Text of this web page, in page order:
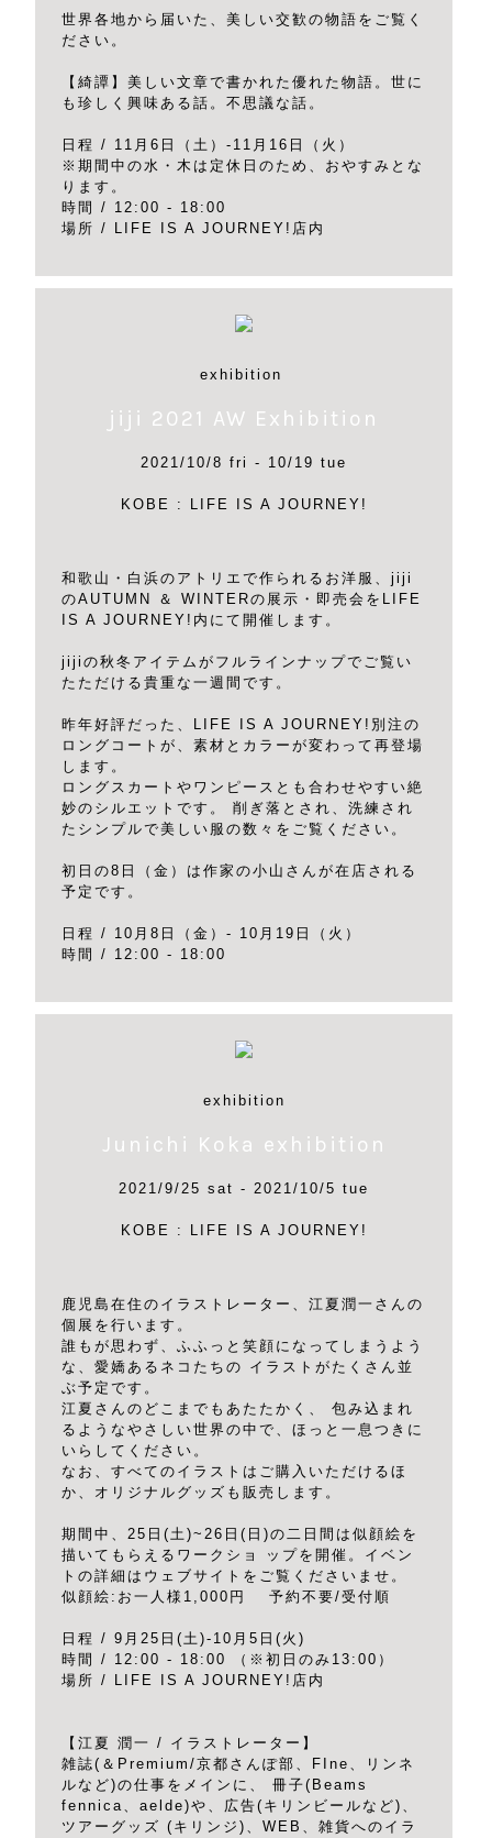
世界各地から届いた、美しい交歓の物語をご覧く
ださい。
【綺譚】美しい文章で書かれた優れた物語。世に
も珍しく興味ある話。不思議な話。
日程 / 11月6日（土）-11月16日（火）
※期間中の水・木は定休日のため、おやすみとな
ります。
時間 / 12:00 - 18:00
場所 / LIFE IS A JOURNEY!店内
exhibition
jiji 2021 AW Exhibition
2021/10/8 fri - 10/19 tue
KOBE : LIFE IS A JOURNEY!
和歌山・白浜のアトリエで作られるお洋服、jiji
のAUTUMN ＆ WINTERの展示・即売会をLIFE
IS A JOURNEY!内にて開催します。
jijiの秋冬アイテムがフルラインナップでご覧い
たただける貴重な一週間です。
昨年好評だった、LIFE IS A JOURNEY!別注の
ロングコートが、素材とカラーが変わって再登場
します。
ロングスカートやワンピースとも合わせやすい絶
妙のシルエットです。 削ぎ落とされ、洗練され
たシンプルで美しい服の数々をご覧ください。
初日の8日（金）は作家の小山さんが在店される
予定です。
日程 / 10月8日（金）- 10月19日（火）
時間 / 12:00 - 18:00
exhibition
Junichi Koka exhibition
2021/9/25 sat - 2021/10/5 tue
KOBE : LIFE IS A JOURNEY!
鹿児島在住のイラストレーター、江夏潤一さんの
個展を行います。
誰もが思わず、ふふっと笑顔になってしまうよう
な、愛嬌あるネコたちの イラストがたくさん並
ぶ予定です。
江夏さんのどこまでもあたたかく、 包み込まれ
るようなやさしい世界の中で、ほっと一息つきに
いらしてください。
なお、すべてのイラストはご購入いただけるほ
か、オリジナルグッズも販売します。
期間中、25日(土)~26日(日)の二日間は似顔絵を
描いてもらえるワークショ ップを開催。イベン
トの詳細はウェブサイトをご覧くださいませ。
似顔絵:お一人様1,000円 予約不要/受付順
日程 / 9月25日(土)-10月5日(火)
時間 / 12:00 - 18:00 （※初日のみ13:00）
場所 / LIFE IS A JOURNEY!店内
【江夏 潤一 / イラストレーター】
雑誌(＆Premium/京都さんぽ部、FIne、リンネ
ルなど)の仕事をメインに、 冊子(Beams
fennica、aelde)や、広告(キリンビールなど)、
ツアーグッズ (キリンジ)、WEB、雑貨へのイラ